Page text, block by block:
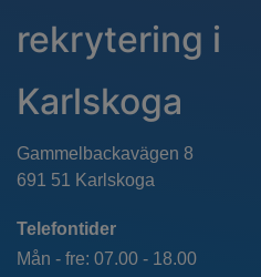
rekrytering i
Karlskoga
Gammelbackavägen 8
691 51 Karlskoga
Telefontider
Mån - fre: 07.00 - 18.00